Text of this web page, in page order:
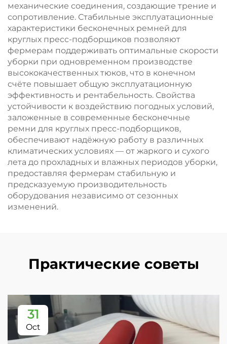
механические соединения, создающие трение и
сопротивление. Стабильные эксплуатационные
характеристики бесконечных ремней для
круглых пресс-подборщиков позволяют
фермерам поддерживать оптимальные скорости
уборки при одновременном производстве
высококачественных тюков, что в конечном
счёте повышает общую эксплуатационную
эффективность и рентабельность. Свойства
устойчивости к воздействию погодных условий,
заложенные в современные бесконечные
ремни для круглых пресс-подборщиков,
обеспечивают надёжную работу в различных
климатических условиях — от жаркого и сухого
лета до прохладных и влажных периодов уборки,
предоставляя фермерам стабильную и
предсказуемую производительность
оборудования независимо от сезонных
изменений.
Практические советы
31
Oct